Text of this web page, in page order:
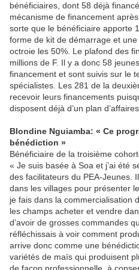
bénéficiaires, dont 58 déjà
mécanisme de financement
sorte que le bénéficiaire apporte
forme de kit de démarrage et
octroie les 50%. Le plafond des
millions de F. Il y a donc 58
financement et sont suivis sur le
spécialistes. Les 281 de la
recevoir leurs financements
disposent déjà d’un plan
Blondine Nguiamba: « Ce
bénédiction »
Bénéficiaire de la troisième
« Je suis basée à Soa et j’ai été
des facilitateurs du PEA-Jeunes.
dans les villages pour présenter
je fais dans la commercialisation
les champs acheter et vendre
d’avoir de grosses commandes
réfléchissais à voir comment
arrive donc comme une
variétés de maïs qui produisent